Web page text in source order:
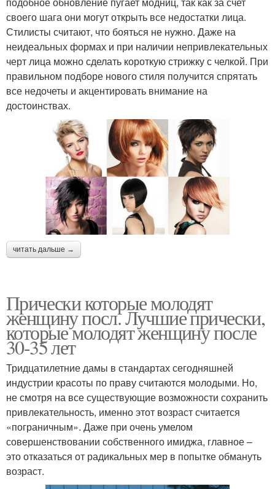
своего шага они могут открыть все недостатки лица.
Стилисты считают, что бояться не нужно. Даже на
неидеальных формах и при наличии непривлекательных
черт лица можно сделать короткую стрижку с челкой. При
правильном подборе нового стиля получится спрятать
все недочеты и акцентировать внимание на
достоинствах.
читать дальше →
Прически которые молодят
женщину посл. Лучшие прически,
которые молодят женщину после
30-35 лет
Тридцатилетние дамы в стандартах сегодняшней
индустрии красоты по праву считаются молодыми. Но,
не смотря на все существующие возможности сохранить
привлекательность, именно этот возраст считается
«пограничным». Даже при очень умелом
совершенствовании собственного имиджа, главное –
это отказаться от радикальных мер в попытке обмануть
возраст.